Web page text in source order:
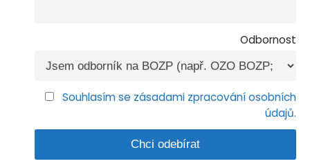
Odbornost
Souhlasím se zásadami zpracování osobních
údajů.